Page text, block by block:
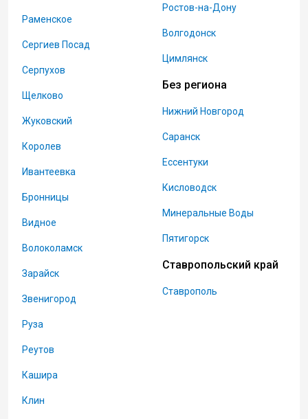
Раменское
Сергиев Посад
Серпухов
Щелково
Жуковский
Королев
Ивантеевка
Бронницы
Видное
Волоколамск
Зарайск
Звенигород
Руза
Реутов
Кашира
Клин
Ростов-на-Дону
Волгодонск
Цимлянск
Без региона
Нижний Новгород
Саранск
Ессентуки
Кисловодск
Минеральные Воды
Пятигорск
Ставропольский край
Ставрополь